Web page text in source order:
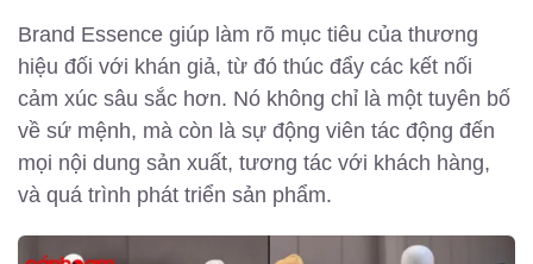
Brand Essence giúp làm rõ mục tiêu của thương
hiệu đối với khán giả, từ đó thúc đẩy các kết nối
cảm xúc sâu sắc hơn. Nó không chỉ là một tuyên bố
về sứ mệnh, mà còn là sự động viên tác động đến
mọi nội dung sản xuất, tương tác với khách hàng,
và quá trình phát triển sản phẩm.